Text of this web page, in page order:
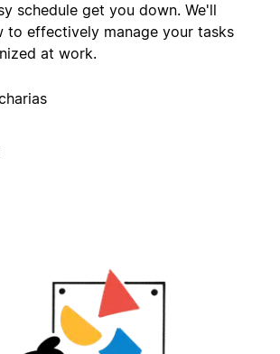
schedule get you down. We'll
to effectively manage your tasks
at work.